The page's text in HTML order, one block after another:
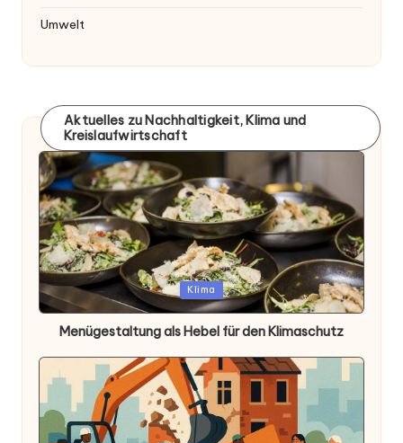
Umwelt
Aktuelles zu Nachhaltigkeit, Klima und
Kreislaufwirtschaft
Posted
in
Klima
Menügestaltung als Hebel für den Klimaschutz